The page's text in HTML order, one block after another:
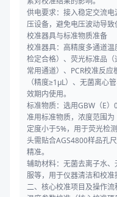
供电要求：接入稳定交流
压设备，避免电压波动导致
校准器具与标准物质准备
校准器具：高精度多通道
检定合格）、荧光标准品
常用通道）、PCR校准反
（精度≥1μL）、无菌离心
效期内使用。
标准物质：选用GBW（E
准用标准物质，浓度范围为
定度小于5%，用于荧光检
头需贴合AGS4800样品孔
精准。
辅助材料：无菌去离子水
服等，用于仪器清洁和校准
二、核心校准项目及操作流